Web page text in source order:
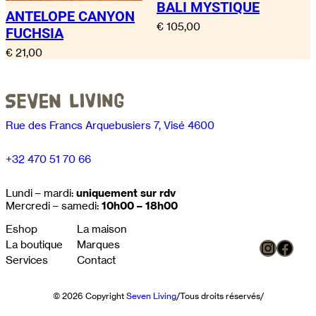
ANTELOPE CANYON
FUCHSIA
€ 21,00
BALI MYSTIQUE
€ 105,00
Rue des Francs Arquebusiers 7, Visé 4600
+32 470 51 70 66
Lundi – mardi: uniquement sur rdv
Mercredi – samedi: 10h00 – 18h00
Eshop
La boutique
Services
La maison
Marques
Contact
© 2026 Copyright Seven Living/Tous droits réservés/